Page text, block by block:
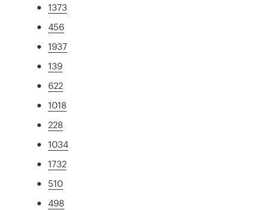
1373
456
1937
139
622
1018
228
1034
1732
510
498